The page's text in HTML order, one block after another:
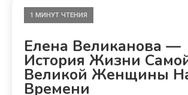
1 МИНУТ ЧТЕНИЯ
Елена Великанова —
История Жизни
Великой Женщины
Времени